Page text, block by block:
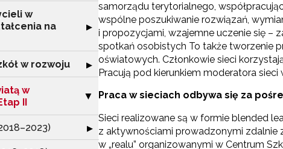
w
na
Rozwiń sekcję "Wsparcie nauczycieli w prowadzeniu
▶
w rozwoju Rozwiń sekcję "Wspomaganie szkół w rozwoju"
▶
w
II
Zwiń sekcję "Zarządzanie oświatą w samorządach –
▶
Rozwiń sekcję "II etap projektu (2018–2023)"
▶
samorządu terytorialnego,
wspólne poszukiwanie rozwiązań,
i propozycjami, wzajemne uczenie się –
spotkań osobistych To także tworzenie
oświatowych. Członkowie sieci
Pracują pod kierunkiem moderatora sieci
Praca w sieciach odbywa się za
Sieci realizowane są w formie blended
z aktywnościami prowadzonymi zdalnie
w „realu” organizowanymi w Centrum
Newsletter ORE
Zapisz się i bądź na bieżąco z
o szkoleniach i programach.
Wyrażam zgodę na przetwarzanie
celach marketingowych.